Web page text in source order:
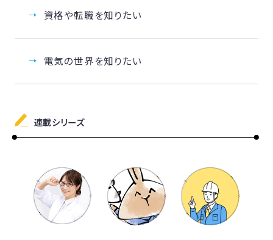
資格や転職を知りたい
電気の世界を知りたい
連載シリーズ